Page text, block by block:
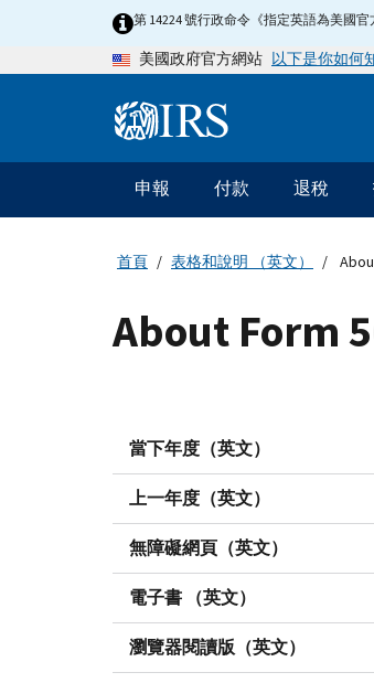
第 14224 號行政命令《指定英語為美國
美國政府官方網站 以下是你如何
Information
主
要
導
申報 付款 退稅
首頁 表格和說明 （英文）
About Form
當下年度（英文）
上一年度（英文）
無障礙網頁（英文）
電子書 （英文）
瀏覽器閱讀版（英文）